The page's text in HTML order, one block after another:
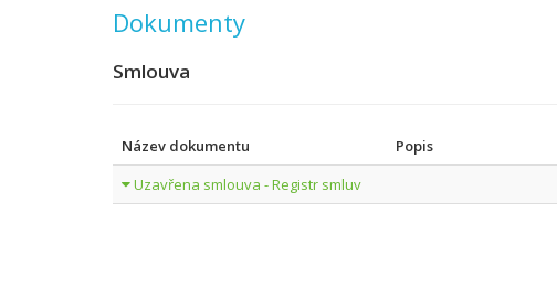
Dokumenty
Smlouva
Název dokumentu Popis
Uzavřena smlouva - Registr smluv